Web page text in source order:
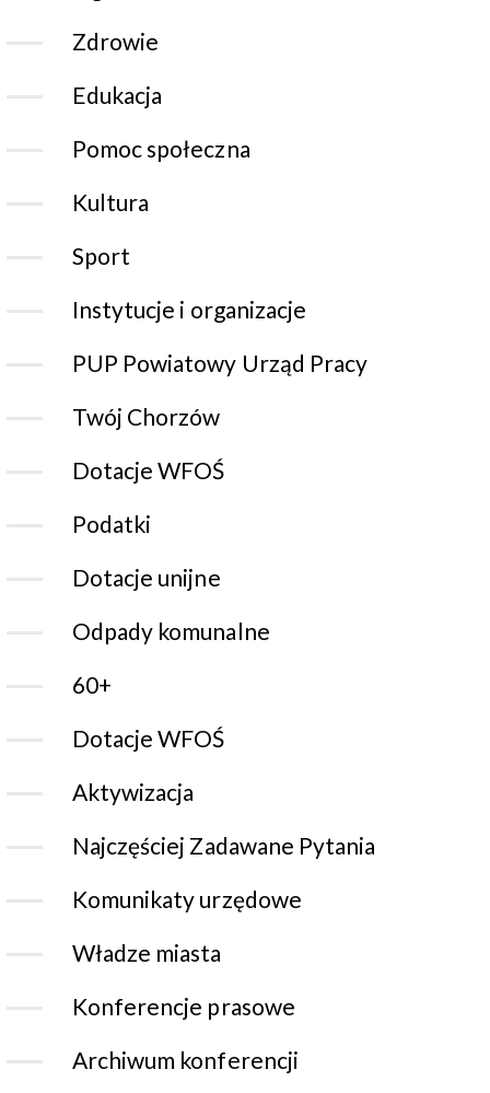
Zdrowie
Edukacja
Pomoc społeczna
Kultura
Sport
Instytucje i organizacje
PUP Powiatowy Urząd Pracy
Twój Chorzów
Dotacje WFOŚ
Podatki
Dotacje unijne
Odpady komunalne
60+
Dotacje WFOŚ
Aktywizacja
Najczęściej Zadawane Pytania
Komunikaty urzędowe
Władze miasta
Konferencje prasowe
Archiwum konferencji